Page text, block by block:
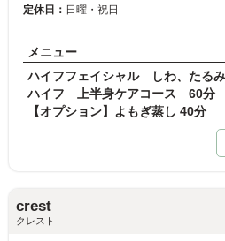
定休日： 日曜・祝日
メニュー
ハイフ 上半身ケアコース 60分
【オプション】よもぎ蒸し 40分
crest
クレスト